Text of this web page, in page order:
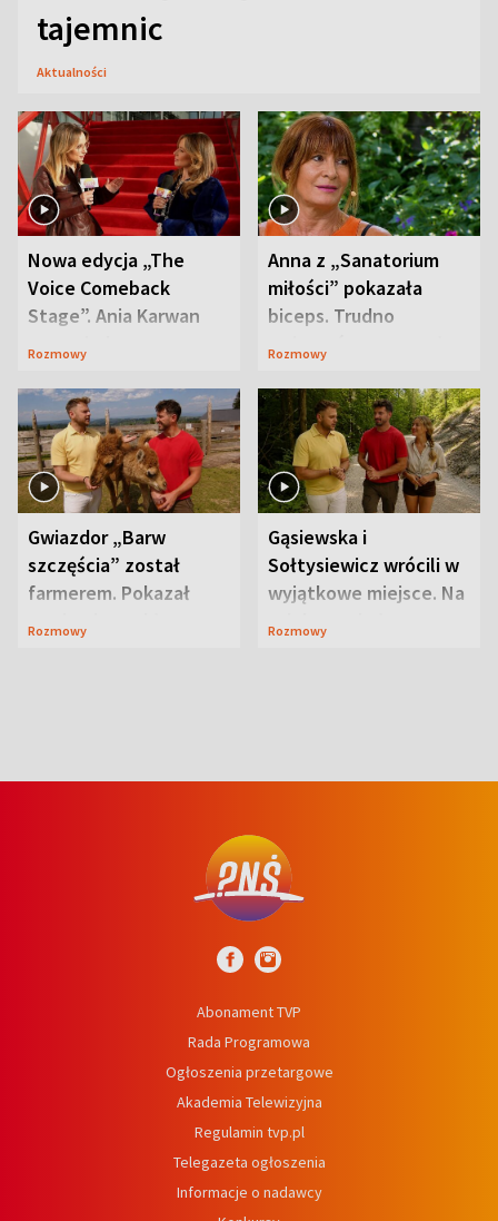
tajemnic
Aktualności
Nowa edycja „The
Voice Comeback
Stage”. Ania Karwan
zapowiada
Rozmowy
Anna z „Sanatorium
miłości” pokazała
biceps. Trudno
uwierzyć, co przeszła
Rozmowy
Gwiazdor „Barw
szczęścia” został
farmerem. Pokazał
swoje niezwykłe
Rozmowy
Gąsiewska i
Sołtysiewicz wrócili w
wyjątkowe miejsce. Na
szlaku czekał
Rozmowy
Abonament TVP
Rada Programowa
Ogłoszenia przetargowe
Akademia Telewizyjna
Regulamin tvp.pl
Telegazeta ogłoszenia
Informacje o nadawcy